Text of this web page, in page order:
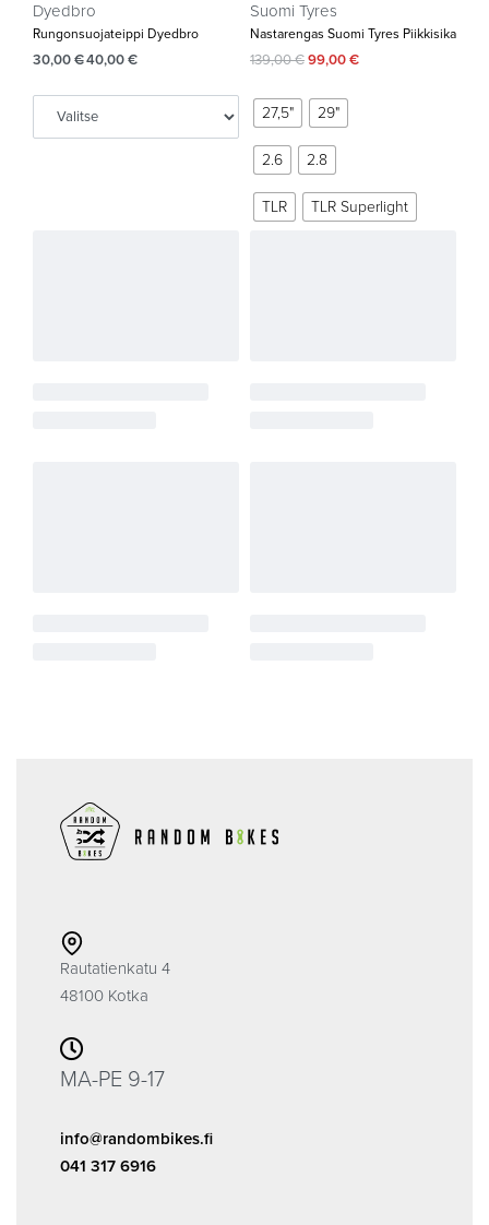
Dyedbro
Rungonsuojateippi Dyedbro
30,00€40,00€
Suomi Tyres
Nastarengas Suomi Tyres Piikkisika
139,00€99,00€
27,5" 29"
2.6 2.8
TLR TLR Superlight
Rautatienkatu 4
48100 Kotka
MA-PE 9-17
info@randombikes.fi
041 317 6916